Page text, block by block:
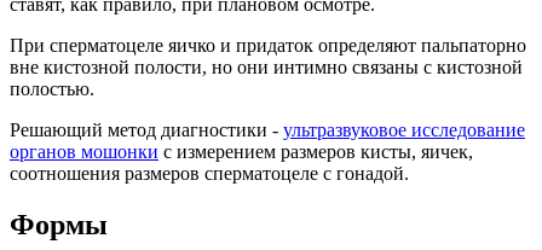
При сперматоцеле яичко и придаток определяют пальпаторно
вне кистозной полости, но они интимно связаны с кистозной
полостью.
Решающий метод диагностики - ультразвуковое исследование
органов мошонки с измерением размеров кисты, яичек,
соотношения размеров сперматоцеле с гонадой.
Формы